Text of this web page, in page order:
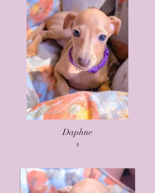
Daphne
♀